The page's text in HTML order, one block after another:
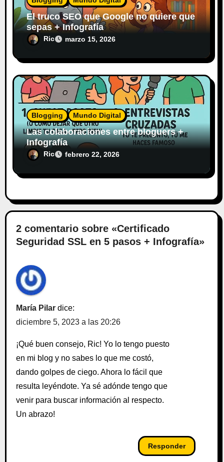
El truco SEO que Google no quiere que
sepas + Infografía
Ric marzo 15, 2026
Blogging Mundo Digital
Las colaboraciones entre bloguers +
Infografía
Ric febrero 22, 2026
2 comentario sobre «Certificado
Seguridad SSL en 5 pasos + Infografía»
María Pilar dice:
diciembre 5, 2023 a las 20:26
¡Qué buen consejo, Ric! Yo lo tengo puesto
en mi blog y no sabes lo que me costó,
dando golpes de ciego. Ahora lo fácil que
resulta leyéndote. Ya sé adónde tengo que
venir para buscar información al respecto.
Un abrazo!
Responder